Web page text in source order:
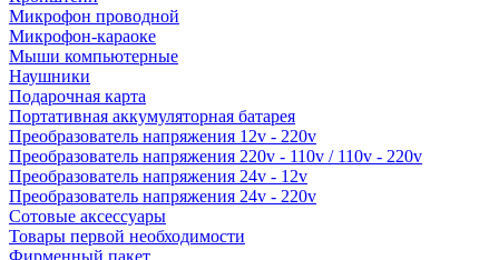
Микрофон проводной
Микрофон-караоке
Мыши компьютерные
Наушники
Подарочная карта
Портативная аккумуляторная батарея
Преобразователь напряжения 12v - 220v
Преобразователь напряжения 220v - 110v / 110v - 220v
Преобразователь напряжения 24v - 12v
Преобразователь напряжения 24v - 220v
Сотовые аксессуары
Товары первой необходимости
Фирменный пакет